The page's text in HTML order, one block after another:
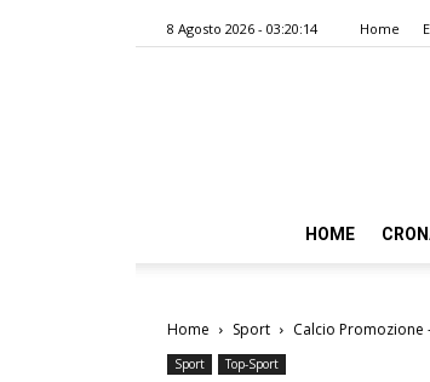
8 Agosto 2026 - 03:20:14 Home
HOME
Home Sport Calcio Promozione
Sport Top-Sport